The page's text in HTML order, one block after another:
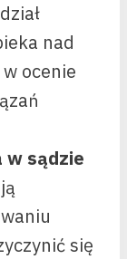
nad
ocenie
w sądzie
się